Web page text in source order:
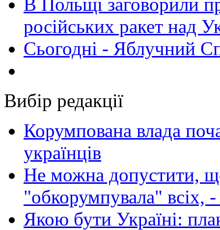
російських ракет над
Сьогодні - Яблучний
Вибір редакції
Корумпована влада
українців
Не можна допустити,
"обкорумпувала" всіх,
Якою бути Україні: